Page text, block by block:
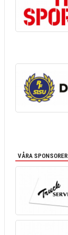
VÅRA SPONSORER